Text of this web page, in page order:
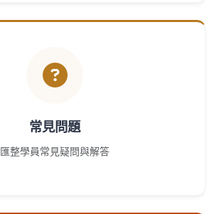
常見問題
匯整學員常見疑問與解答